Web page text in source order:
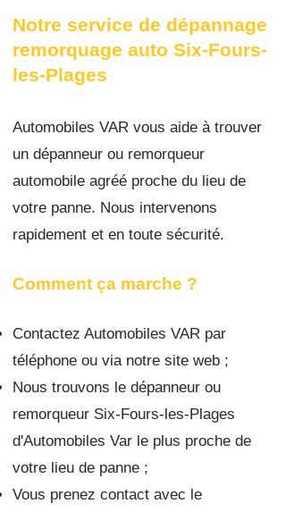
Notre service de dépannage
remorquage auto Six-Fours-
les-Plages
Automobiles VAR vous aide à trouver
un dépanneur ou remorqueur
automobile agréé proche du lieu de
votre panne. Nous intervenons
rapidement et en toute sécurité.
Comment ça marche ?
Contactez Automobiles VAR par
téléphone ou via notre site web ;
Nous trouvons le dépanneur ou
remorqueur Six-Fours-les-Plages
d'Automobiles Var le plus proche de
votre lieu de panne ;
Vous prenez contact avec le